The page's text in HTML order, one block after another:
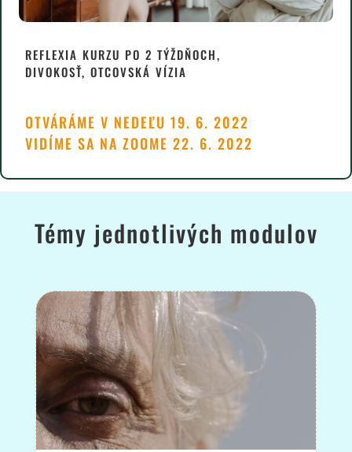
REFLEXIA KURZU PO 2 TÝŽDŇOCH,
DIVOKOSŤ, OTCOVSKÁ VÍZIA
OTVÁRÁME V NEDEĽU 19. 6. 2022
VIDÍME SA NA ZOOME 22. 6. 2022
Témy jednotlivých modulov